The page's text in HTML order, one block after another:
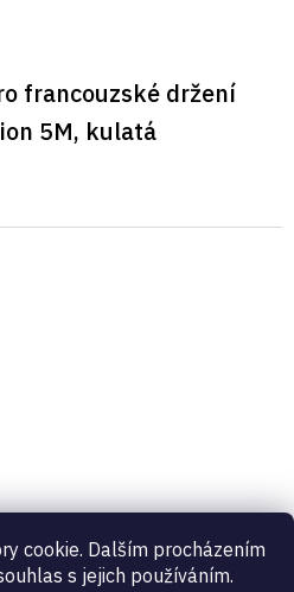
cookie. Dalším procházením
s jejich používáním.
francouzské držení
5M, kulatá